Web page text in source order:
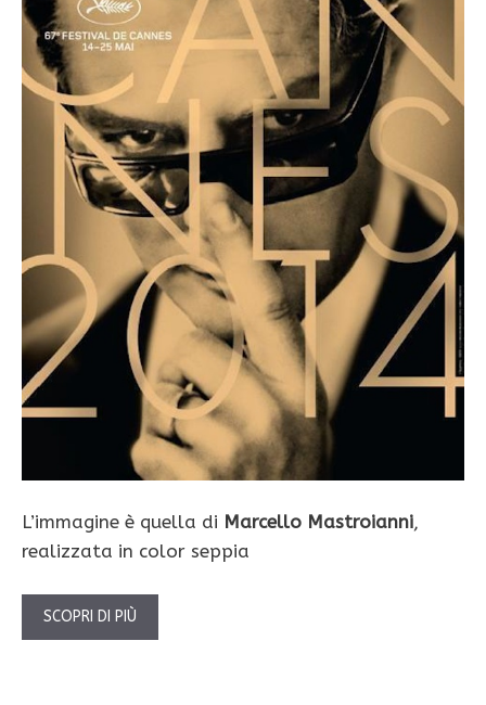
L’immagine è quella di Marcello Mastroianni,
realizzata in color seppia
SCOPRI DI PIÙ